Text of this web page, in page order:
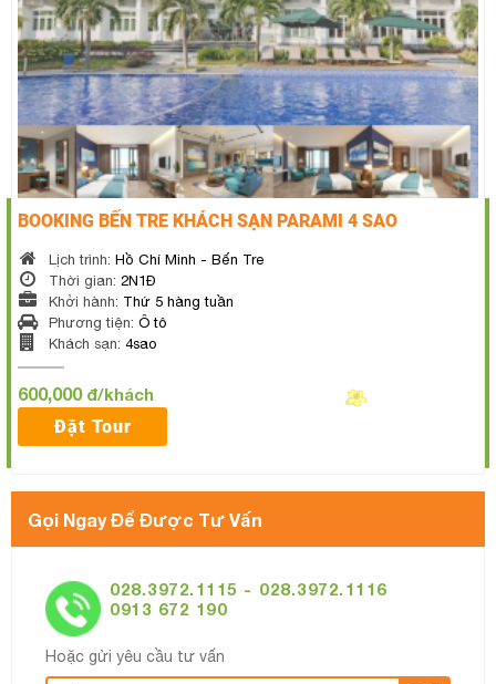
BOOKING BẾN TRE KHÁCH SẠN PARAMI 4 SAO
Lịch trình: Hồ Chí Minh - Bến Tre
Thời gian: 2N1Đ
Khởi hành: Thứ 5 hàng tuần
Phương tiện: Ô tô
Khách sạn: 4sao
600,000 đ/khách
Đặt Tour
Gọi Ngay Để Được Tư Vấn
028.3972.1115 - 028.3972.1116
0913 672 190
Hoặc gửi yêu cầu tư vấn